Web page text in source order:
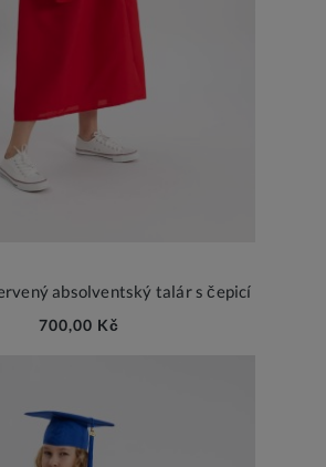
absolventský talár s čepicí
700,00 Kč